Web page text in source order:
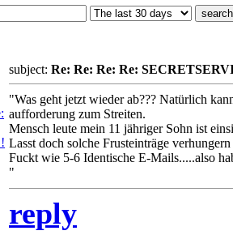
subject: Re: Re: Re: Re:
"Was geht jetzt wieder ab??? Natürlich
aufforderung zum Streiten.
Mensch leute mein 11 jähriger Sohn ist
Lasst doch solche Frusteinträge
Fuckt wie 5-6 Identische E-Mails.....also
"
reply